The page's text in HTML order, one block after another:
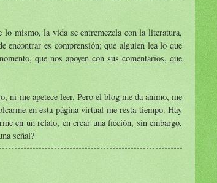
lo mismo, la vida se entremezcla con la literatura,
encontrar es comprensión; que alguien lea lo que
que nos apoyen con sus comentarios, que
ni me apetece leer. Pero el blog me da ánimo, me
en esta página virtual me resta tiempo. Hay
en un relato, en crear una ficción, sin embargo,
señal?